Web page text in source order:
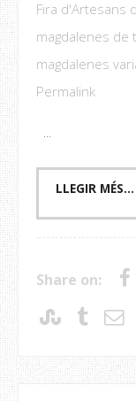
Fira d'Artesans
magdalenes de
magdalenes
Permalink
...
Share on: